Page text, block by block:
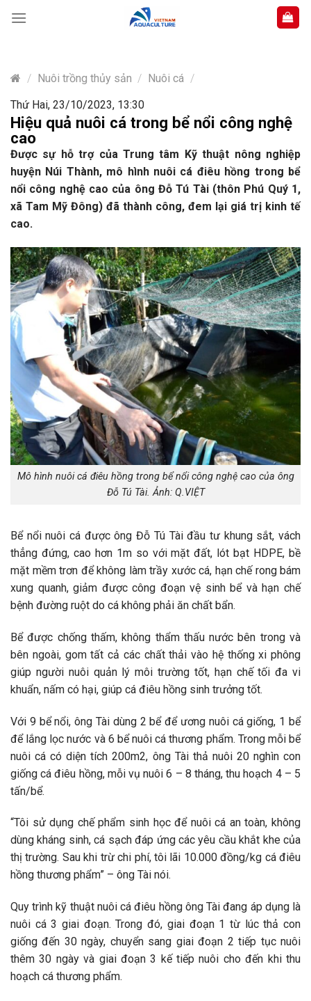
content
/ Nuôi trồng thủy sản / Nuôi cá /
Thứ Hai, 23/10/2023, 13:30
Hiệu quả nuôi cá trong bể nổi công nghệ
cao
Được sự hỗ trợ của Trung tâm Kỹ thuật nông nghiệp
huyện Núi Thành, mô hình nuôi cá điêu hồng trong bể
nổi công nghệ cao của ông Đỗ Tú Tài (thôn Phú Quý 1,
xã Tam Mỹ Đông) đã thành công, đem lại giá trị kinh tế
cao.
Mô hình nuôi cá điêu hồng trong bể nổi công nghệ cao của ông
Đỗ Tú Tài. Ảnh: Q.VIỆT
Bể nổi nuôi cá được ông Đỗ Tú Tài đầu tư khung sắt, vách
thẳng đứng, cao hơn 1m so với mặt đất, lót bạt HDPE, bề
mặt mềm trơn để không làm trầy xước cá, hạn chế rong bám
xung quanh, giảm được công đoạn vệ sinh bể và hạn chế
bệnh đường ruột do cá không phải ăn chất bẩn.
Bể được chống thấm, không thẩm thấu nước bên trong và
bên ngoài, gom tất cả các chất thải vào hệ thống xi phông
giúp người nuôi quản lý môi trường tốt, hạn chế tối đa vi
khuẩn, nấm có hại, giúp cá điêu hồng sinh trưởng tốt.
Với 9 bể nổi, ông Tài dùng 2 bể để ương nuôi cá giống, 1 bể
để lắng lọc nước và 6 bể nuôi cá thương phẩm. Trong mỗi bể
nuôi cá có diện tích 200m2, ông Tài thả nuôi 20 nghìn con
giống cá điêu hồng, mỗi vụ nuôi 6 – 8 tháng, thu hoạch 4 – 5
tấn/bể.
“Tôi sử dụng chế phẩm sinh học để nuôi cá an toàn, không
dùng kháng sinh, cá sạch đáp ứng các yêu cầu khắt khe của
thị trường. Sau khi trừ chi phí, tôi lãi 10.000 đồng/kg cá điêu
hồng thương phẩm” – ông Tài nói.
Quy trình kỹ thuật nuôi cá điêu hồng ông Tài đang áp dụng là
nuôi cá 3 giai đoạn. Trong đó, giai đoạn 1 từ lúc thả con
giống đến 30 ngày, chuyển sang giai đoạn 2 tiếp tục nuôi
thêm 30 ngày và giai đoạn 3 kế tiếp nuôi cho đến khi thu
hoạch cá thương phẩm.